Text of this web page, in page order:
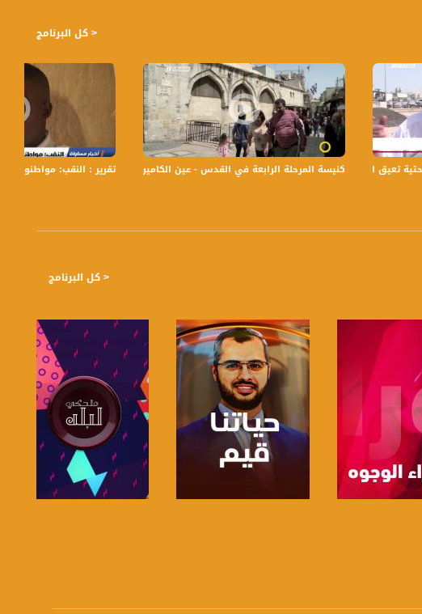
< كل البرنامج
تقرير : النقب: مواطنون بلاكنيسة المرحلة الرابعة في القدس - عين الكاميرا - صباحنا غير،28.2.2018 ، قناة مساواة الفضائية
تعيق ازدهار المنطقة الصناعية
< كل البرنامج